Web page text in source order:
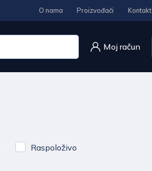
O nama Proizvođači Kontakt
Moj račun
Raspoloživo